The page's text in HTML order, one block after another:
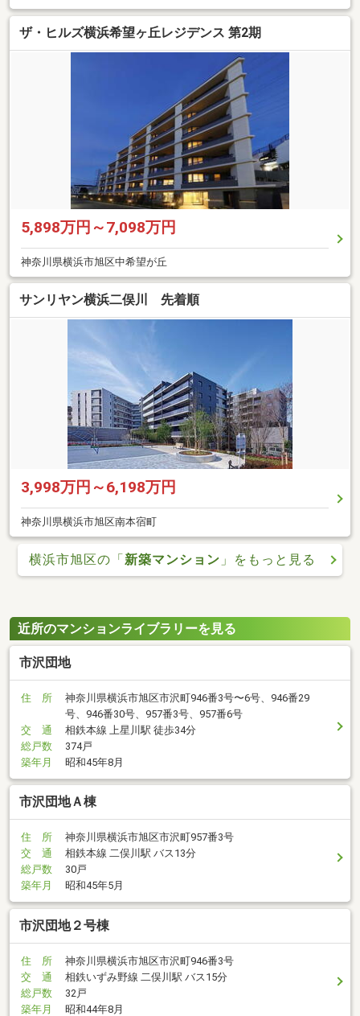
ザ・ヒルズ横浜希望ヶ丘レジデンス 第2期
5,898万円～7,098万円
神奈川県横浜市旭区中希望が丘
サンリヤン横浜二俣川 先着順
3,998万円～6,198万円
神奈川県横浜市旭区南本宿町
横浜市旭区の「新築マンション 」をもっと見る
近所のマンションライブラリーを見る
市沢団地
住 所
神奈川県横浜市旭区市沢町946番3号〜6号、946番29
号、946番30号、957番3号、957番6号
交 通
相鉄本線 上星川駅 徒歩34分
総戸数
374戸
築年月
昭和45年8月
市沢団地Ａ棟
住 所
神奈川県横浜市旭区市沢町957番3号
交 通
相鉄本線 二俣川駅 バス13分
総戸数
30戸
築年月
昭和45年5月
市沢団地２号棟
住 所
神奈川県横浜市旭区市沢町946番3号
交 通
相鉄いずみ野線 二俣川駅 バス15分
総戸数
32戸
築年月
昭和44年8月